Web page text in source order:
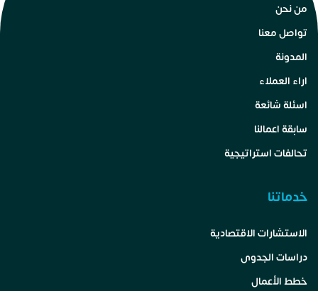
من نحن
تواصل معنا
المدونة
اراء العملاء
اسئلة شائعة
سابقة اعمالنا
تحالفات استراتيجية
خدماتنا
الاستشارات الاقتصادية
دراسات الجدوى
خطط الأعمال